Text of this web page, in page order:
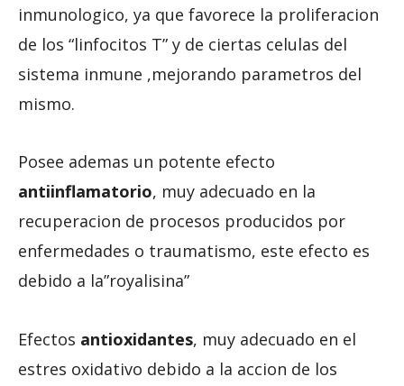
inmunologico, ya que favorece la proliferacion
de los “linfocitos T” y de ciertas celulas del
sistema inmune ,mejorando parametros del
mismo.
Posee ademas un potente efecto
antiinflamatorio, muy adecuado en la
recuperacion de procesos producidos por
enfermedades o traumatismo, este efecto es
debido a la”royalisina”
Efectos antioxidantes, muy adecuado en el
estres oxidativo debido a la accion de los